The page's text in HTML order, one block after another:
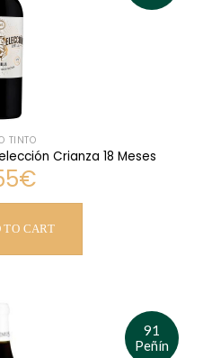
TINTO
Crianza 18 Meses
€
TO CART
91
Peñín